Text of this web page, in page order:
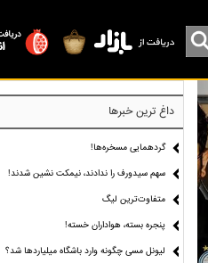
داغ ترین خبرها
گردهمایی مسخره‌ها!
سهم سیدورف را ندادند، نیمکت نشین شدند!
متفاوت‌ترین لیگ
پنجره بسته، هواداران خسته!
لیونل مسی چگونه وارد باشگاه میلیاردها شد؟